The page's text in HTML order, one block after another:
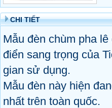
CHI TIẾT
Mẫu đèn chùm pha
điển sang trọng của
gian sử dụng.
Mẫu đèn này hiện
nhất trên toàn quốc.